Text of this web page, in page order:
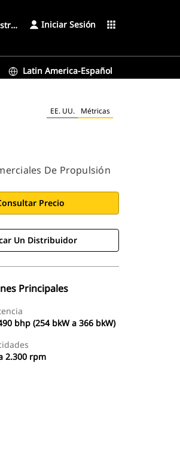
Iniciar Sesión apps
Latin America-Español
EE. UU. Métricas
De Propulsión
Precio
Un Distribuidor
Principales
bhp (254 bkW a 366 bkW)
2.300 rpm